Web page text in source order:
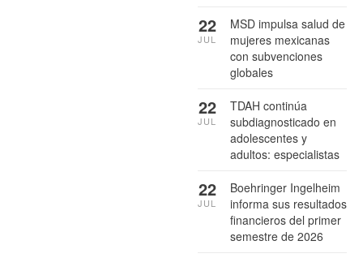
MSD impulsa salud de
mujeres mexicanas
con subvenciones
globales
22
JUL
TDAH continúa
subdiagnosticado en
adolescentes y
adultos: especialistas
22
JUL
Boehringer Ingelheim
informa sus resultados
financieros del primer
semestre de 2026
22
JUL